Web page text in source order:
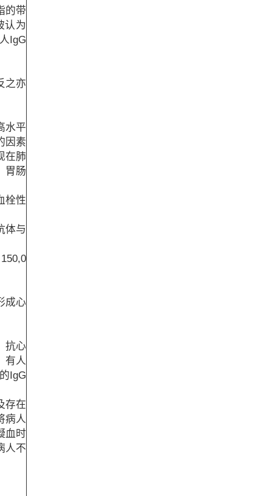
的带
认为
IgG
之亦
水平
因素
在肺
胃肠
栓性
体与
成心
抗心
有人
IgG
存在
病人
血时
人不